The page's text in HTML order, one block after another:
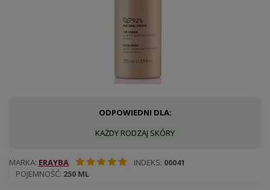
ODPOWIEDNI DLA:
KAŻDY RODZAJ SKÓRY
INDEKS 00041
MARKA ERAYBA
POJEMNOŚĆ 250 ML